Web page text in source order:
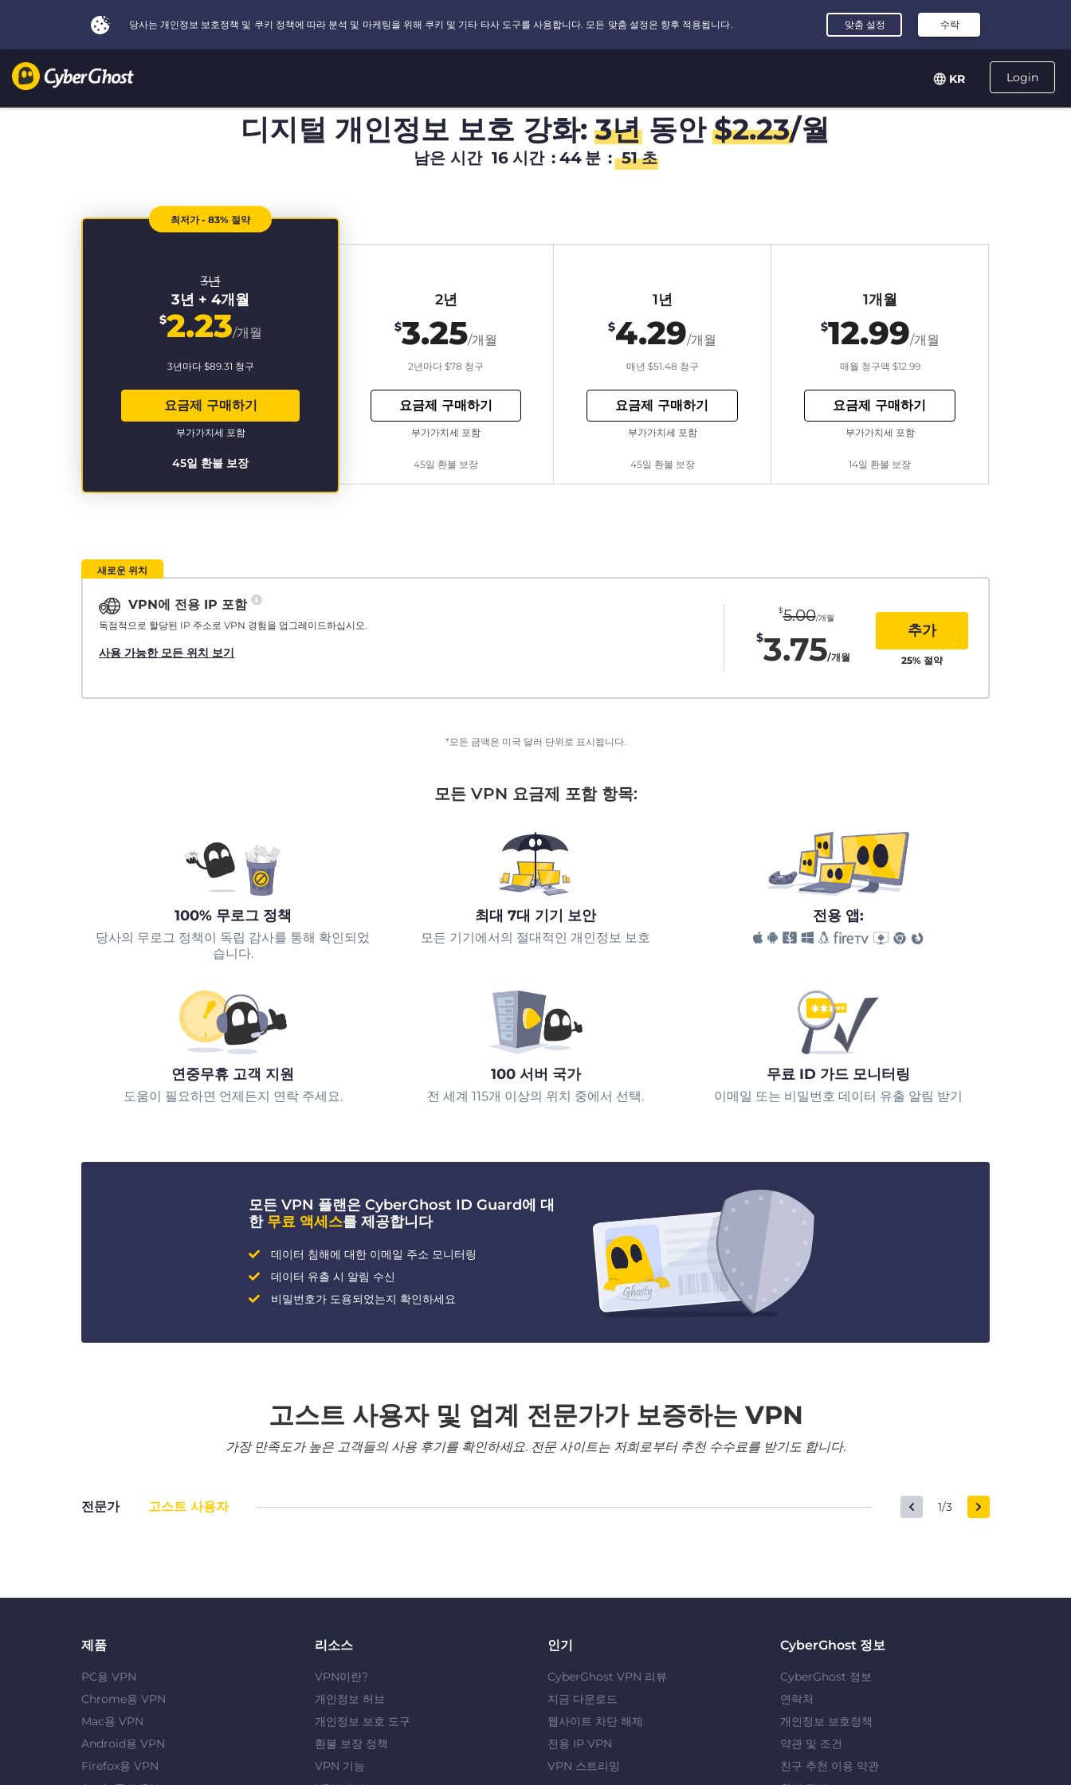
Login
KR
디지털 개인정보 보호 강화:3년동안$2.23/월
남은 시간 16 시간 : 44 분 : 50 초
최저가 - 83% 절약
3년
3년 + 4개월
$2.23/개월
3년마다 $89.31 청구
요금제 구매하기
45일 환불 보장
부가가치세 포함
2년
$3.25/개월
2년마다$78 청구
요금제 구매하기
45일 환불 보장
부가가치세 포함
1년
$4.29/개월
매년 $51.48 청구
요금제 구매하기
45일 환불 보장
부가가치세 포함
1개월
$12.99/개월
매월 청구액 $12.99
요금제 구매하기
14일 환불 보장
부가가치세 포함
새로운 위치
VPN에 전용 IP 포함
독점적으로 할당된 IP 주소로 VPN 경험을 업그레이드하십시오.
사용 가능한 모든 위치 보기
$5.00/개월
$3.75/개월
추가
25% 절약
*모든 금액은 미국 달러 단위로 표시됩니다.
모든 VPN 요금제 포함 항목:
100% 무로그 정책
당사의 무로그 정책이 독립 감사를 통해 확인되었
습니다.
최대 7대 기기 보안
모든 기기에서의 절대적인 개인정보 보호
전용 앱:
연중무휴 고객 지원
도움이 필요하면 언제든지 연락 주세요.
100 서버 국가
전 세계 115개 이상의 위치 중에서 선택.
무료 ID 가드 모니터링
이메일 또는 비밀번호 데이터 유출 알림 받기
모든 VPN 플랜은 CyberGhost ID Guard에 대
한 무료 액세스를 제공합니다
데이터 침해에 대한 이메일 주소 모니터링
데이터 유출 시 알림 수신
비밀번호가 도용되었는지 확인하세요
고스트 사용자 및 업계 전문가가 보증하는 VPN
가장 만족도가 높은 고객들의 사용 후기를 확인하세요. 전문 사이트는 저희로부터 추천 수수료를 받기도 합니다.
전문가 고스트 사용자 1/3
제품
PC용 VPN
Chrome용 VPN
Mac용 VPN
Android용 VPN
Firefox용 VPN
리소스
VPN이란?
개인정보 허브
개인정보 보호 도구
환불 보장 정책
VPN 기능
인기
CyberGhost VPN 리뷰
지금 다운로드
웹사이트 차단 해제
전용 IP VPN
VPN 스트리밍
CyberGhost 정보
CyberGhost 정보
연락처
개인정보 보호정책
약관 및 조건
친구 추천 이용 약관